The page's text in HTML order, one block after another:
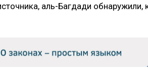
аль-Багдади